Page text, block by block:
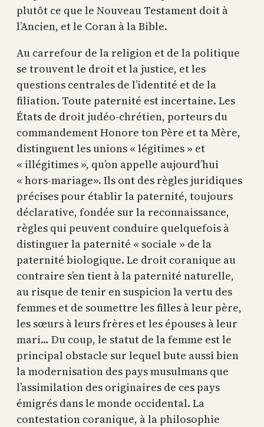
plutôt ce que le Nouveau Testament doit à
l’Ancien, et le Coran à la Bible.
Au carrefour de la religion et de la politique
se trouvent le droit et la justice, et les
questions centrales de l’identité et de la
filiation. Toute paternité est incertaine. Les
États de droit judéo-chrétien, porteurs du
commandement Honore ton Père et ta Mère,
distinguent les unions « légitimes » et
« illégitimes », qu’on appelle aujourd’hui
« hors-mariage». Ils ont des règles juridiques
précises pour établir la paternité, toujours
déclarative, fondée sur la reconnaissance,
règles qui peuvent conduire quelquefois à
distinguer la paternité « sociale » de la
paternité biologique. Le droit coranique au
contraire s’en tient à la paternité naturelle,
au risque de tenir en suspicion la vertu des
femmes et de soumettre les filles à leur père,
les sœurs à leurs frères et les épouses à leur
mari… Du coup, le statut de la femme est le
principal obstacle sur lequel bute aussi bien
la modernisation des pays musulmans que
l’assimilation des originaires de ces pays
émigrés dans le monde occidental. La
contestation coranique, à la philosophie